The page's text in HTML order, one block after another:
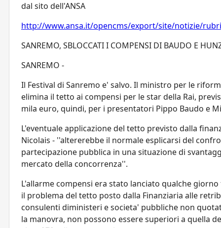
dal sito dell'ANSA
http://www.ansa.it/opencms/export/site/notizie/
SANREMO, SBLOCCATI I COMPENSI DI BAUDO E
SANREMO -
Il Festival di Sanremo e' salvo. Il ministro per le
elimina il tetto ai compensi per le star della Rai,
mila euro, quindi, per i presentatori Pippo Baudo e
L'eventuale applicazione del tetto previsto dalla
Nicolais - ''altererebbe il normale esplicarsi del
partecipazione pubblica in una situazione di
mercato della concorrenza''.
L'allarme compensi era stato lanciato qualche
il problema del tetto posto dalla Finanziaria alle
consulenti diministeri e societa' pubbliche non
la manovra, non possono essere superiori a quella